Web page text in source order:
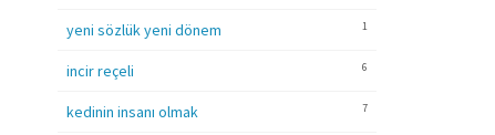
1
yeni sözlük yeni dönem
6
incir reçeli
7
kedinin insanı olmak